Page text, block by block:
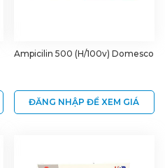
Ampicilin 500 (H/100v) Domesco
ĐĂNG NHẬP ĐỂ XEM GIÁ